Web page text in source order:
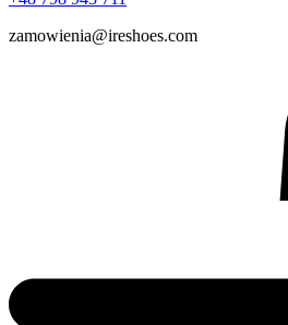
zamowienia@ireshoes.com